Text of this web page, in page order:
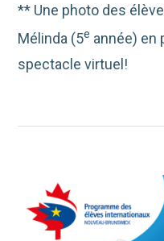
** Une photo des
Mélinda (5e année) en
spectacle virtuel!